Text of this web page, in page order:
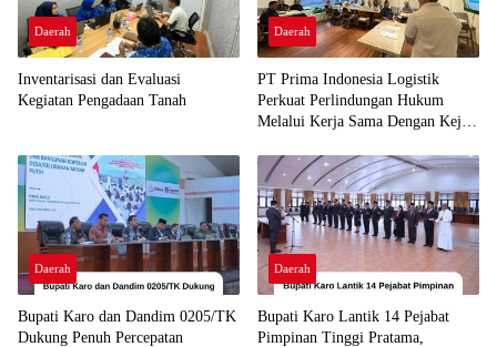
Daerah
Inventarisasi dan Evaluasi
Kegiatan Pengadaan Tanah
Daerah
PT Prima Indonesia Logistik
Perkuat Perlindungan Hukum
Melalui Kerja Sama Dengan Kejari
Daerah
Bupati Karo dan Dandim 0205/TK
Dukung Penuh Percepatan
Daerah
Bupati Karo Lantik 14 Pejabat
Pimpinan Tinggi Pratama,